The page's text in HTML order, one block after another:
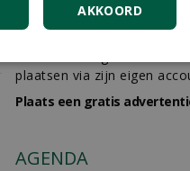
GREEN OUTLET
Iedereen kan gratis kleine
plaatsen via zijn eigen
Plaats een gratis
AGENDA
AKKOORD